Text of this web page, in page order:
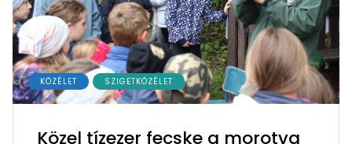
KÖZÉLET SZIGETKÖZÉLET
Közel tízezer fecske a morotva